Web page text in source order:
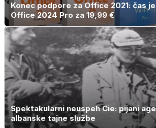
Konec podpore za Office 2021: čas
Office 2024 Pro za 19,99 €
Spektakularni neuspeh Cie: pijani
albanske tajne službe